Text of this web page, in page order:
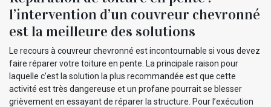
l’intervention d’un couvreur chevronné
est la meilleure des solutions
Le recours à couvreur chevronné est incontournable si vous devez
faire réparer votre toiture en pente. La principale raison pour
laquelle c’est la solution la plus recommandée est que cette
activité est très dangereuse et un profane pourrait se blesser
grièvement en essayant de réparer la structure. Pour l’exécution